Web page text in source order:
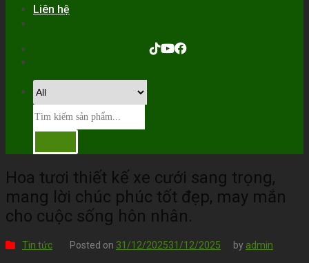
Liên hệ
Hoa tươi thiết kế xe cưới sang trọng,
mang lời chúc phúc tốt đẹp, may mắn
cho cuộc sống hôn nhân.
Tin tức Posted on 31/12/202531/12/2025 by admin